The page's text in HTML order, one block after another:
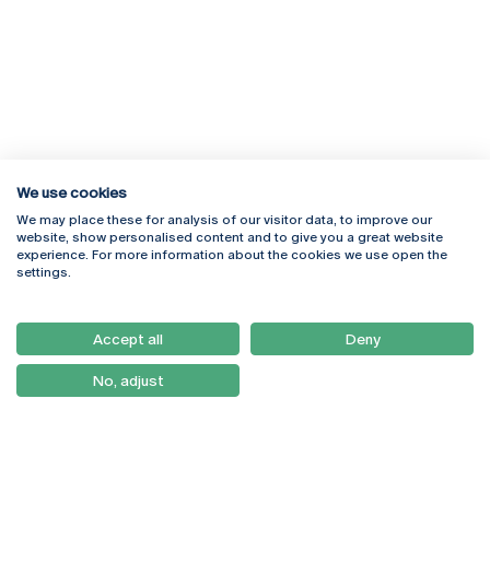
Rua Diogo Botelho 1327
4169-005 Porto
+351 226 196 240
Campus Online
Webmail
Como Chegar
Newsletter
We use cookies
We may place these for analysis of our visitor data, to improve our
website, show personalised content and to give you a great website
experience. For more information about the cookies we use open the
settings.
Accept all Deny
No, adjust